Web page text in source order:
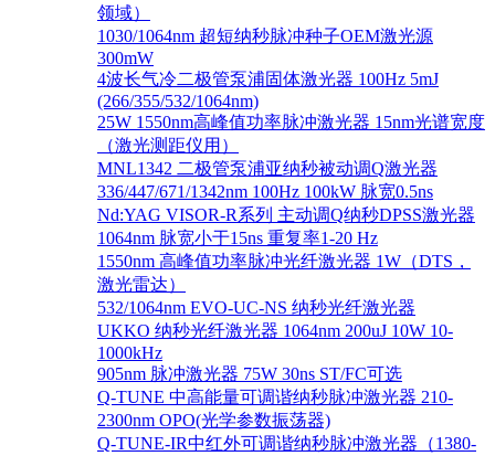
领域）
1030/1064nm 超短纳秒脉冲种子OEM激光源
300mW
4波长气冷二极管泵浦固体激光器 100Hz 5mJ
(266/355/532/1064nm)
25W 1550nm高峰值功率脉冲激光器 15nm光谱宽度
（激光测距仪用）
MNL1342 二极管泵浦亚纳秒被动调Q激光器
336/447/671/1342nm 100Hz 100kW 脉宽0.5ns
Nd:YAG VISOR-R系列 主动调Q纳秒DPSS激光器
1064nm 脉宽小于15ns 重复率1-20 Hz
1550nm 高峰值功率脉冲光纤激光器 1W（DTS，
激光雷达）
532/1064nm EVO-UC-NS 纳秒光纤激光器
UKKO 纳秒光纤激光器 1064nm 200uJ 10W 10-
1000kHz
905nm 脉冲激光器 75W 30ns ST/FC可选
Q-TUNE 中高能量可调谐纳秒脉冲激光器 210-
2300nm OPO(光学参数振荡器)
Q-TUNE-IR中红外可调谐纳秒脉冲激光器（1380-